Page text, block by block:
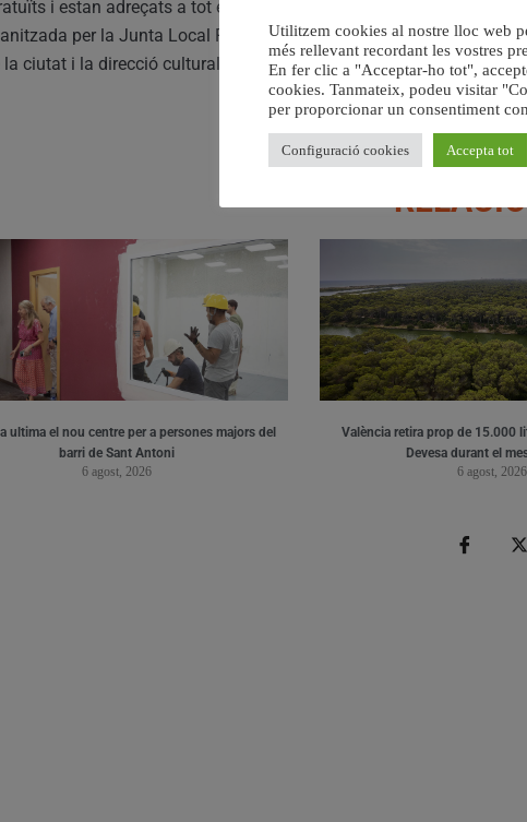
i estan adreçats a tot el món faller que els vulga compartir. La
per la Junta Local Fallera de Carcaixent i compta amb la
la ciutat i la direcció cultural de les entitats El Casal de Sento, Aula
ultima el nou centre per a persones majors del
barri de Sant Antoni
6 agost, 2026
València retira prop de 15.000
Devesa durant el
6 agost, 2026
Utilitzem cookies al nostre lloc web
més rellevant recordant les vostres
En fer clic a "Acceptar-ho tot",
cookies. Tanmateix, podeu visitar
per proporcionar un consentiment
Configuració cookies Accepta tot